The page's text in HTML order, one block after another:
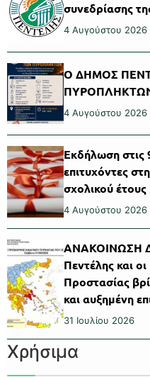
συνεδρίασης
4 Αυγούστου 2026
Ο ΔΗΜΟΣ
4 Αυγούστου 2026
Εκδήλωση στις
επιτυχόντες
σχολικού
4 Αυγούστου 2026
ΑΝΑΚΟΙΝΩΣΗ
Πεντέλης και
Προστασίας
και αυξημένη
31 Ιουλίου 2026
Χρήσιμα